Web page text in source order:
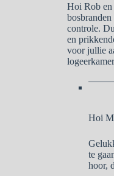
Hoi Rob en
controle.
en
voor jullie
Hoi
te
hoor,